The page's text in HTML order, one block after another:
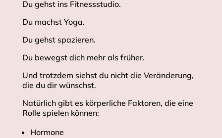
Du gehst ins Fitnessstudio.
Du machst Yoga.
Du gehst spazieren.
Du bewegst dich mehr als früher.
Und trotzdem siehst du nicht die Veränderung,
die du dir wünschst.
Natürlich gibt es körperliche Faktoren, die eine
Rolle spielen können:
Hormone